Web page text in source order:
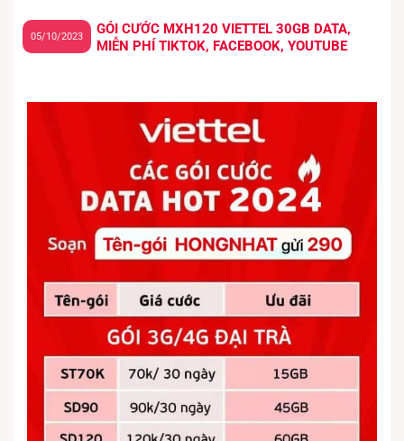
GÓI CƯỚC MXH120 VIETTEL 30GB DATA,
MIỄN PHÍ TIKTOK, FACEBOOK, YOUTUBE
05/10/2023